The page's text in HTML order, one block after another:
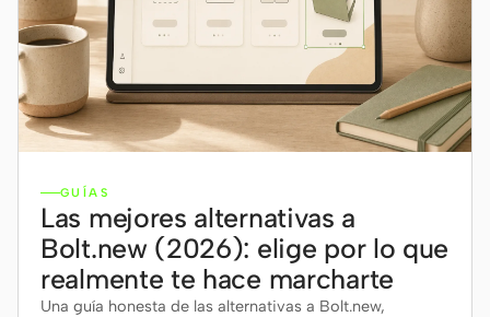
GUÍAS
Las mejores alternativas a
Bolt.new (2026): elige por lo que
realmente te hace marcharte
Una guía honesta de las alternativas a Bolt.new,